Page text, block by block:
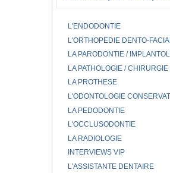
L'ENDODONTIE
L'ORTHOPEDIE DENTO-
LA PARODONTIE /
LA PATHOLOGIE /
LA PROTHESE
L'ODONTOLOGIE
LA PEDODONTIE
L'OCCLUSODONTIE
LA RADIOLOGIE
INTERVIEWS VIP
L'ASSISTANTE DENTAIRE